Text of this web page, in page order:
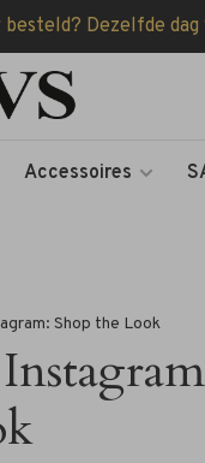
Dezelfde
Accessoires
Shop the Look